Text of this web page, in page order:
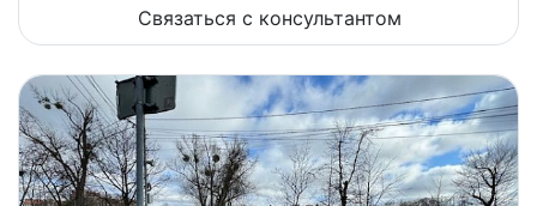
Связаться с консультантом